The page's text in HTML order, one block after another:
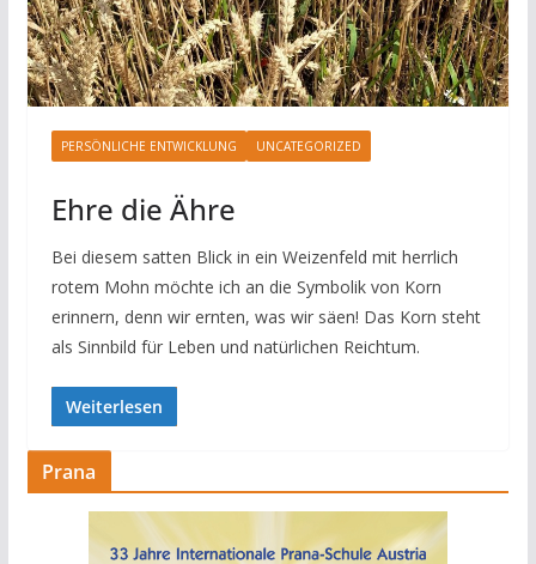
PERSÖNLICHE ENTWICKLUNG UNCATEGORIZED
Ehre die Ähre
Bei diesem satten Blick in ein Weizenfeld mit herrlich
rotem Mohn möchte ich an die Symbolik von Korn
erinnern, denn wir ernten, was wir säen! Das Korn steht
als Sinnbild für Leben und natürlichen Reichtum.
Weiterlesen
Prana